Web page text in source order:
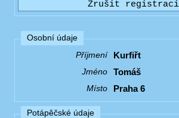
Osobní údaje
Příjmení
Kurfiřt
Jméno Tomáš
Místo Praha 6
Potápěčské údaje